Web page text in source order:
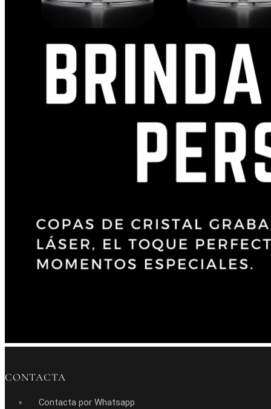
CONTACTA
Contacta por Whatsapp